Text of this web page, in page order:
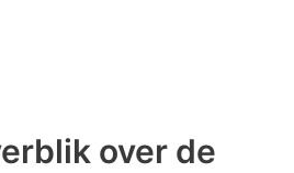
over de